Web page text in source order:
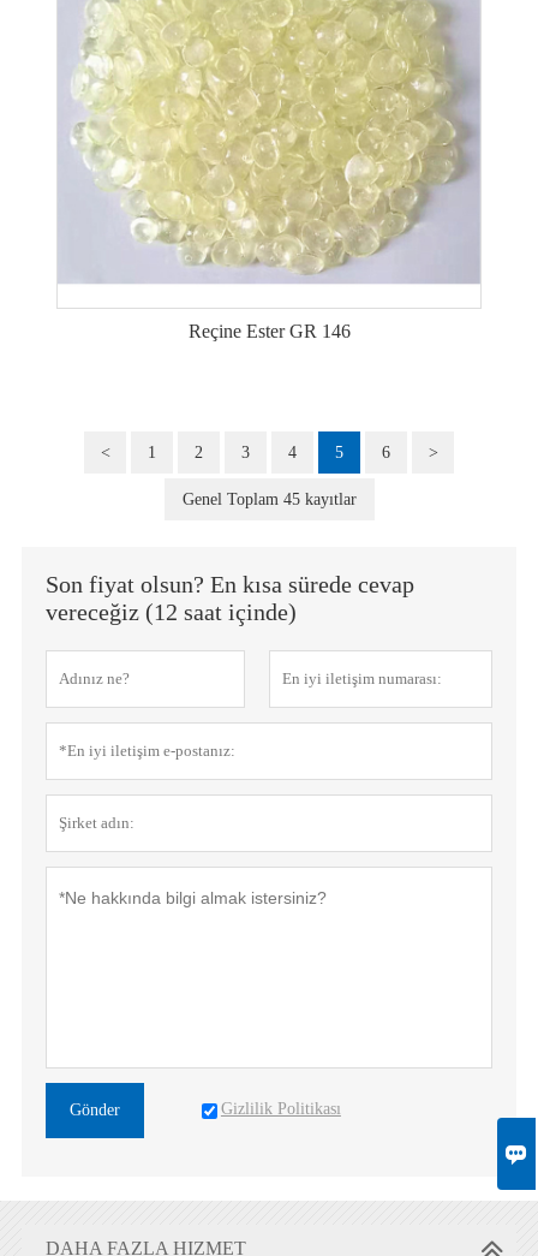

Reçine Ester GR 146
< 1 2 3 4 5 6 >
Genel Toplam 45 kayıtlar
Son fiyat olsun? En kısa sürede cevap
vereceğiz (12 saat içinde)
Gönder Gizlilik Politikası
DAHA FAZLA HIZMET